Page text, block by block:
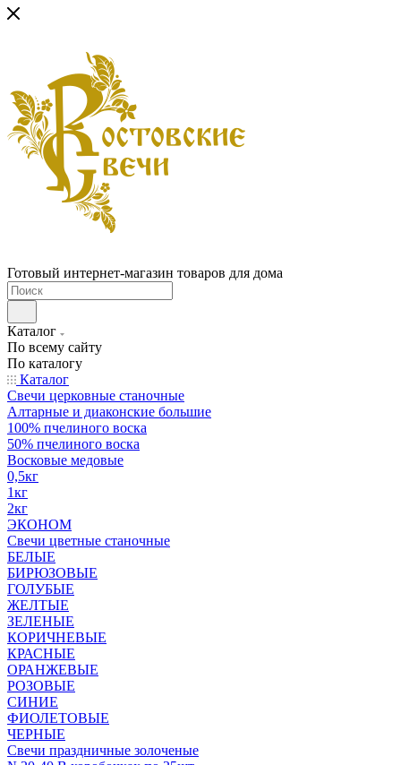
Готовый интернет-магазин товаров для дома
Каталог
По всему сайту
По каталогу
Каталог
Свечи церковные станочные
Алтарные и диаконские большие
100% пчелиного воска
50% пчелиного воска
Восковые медовые
0,5кг
1кг
2кг
ЭКОНОМ
Свечи цветные станочные
БЕЛЫЕ
БИРЮЗОВЫЕ
ГОЛУБЫЕ
ЖЕЛТЫЕ
ЗЕЛЕНЫЕ
КОРИЧНЕВЫЕ
КРАСНЫЕ
ОРАНЖЕВЫЕ
РОЗОВЫЕ
СИНИЕ
ФИОЛЕТОВЫЕ
ЧЕРНЫЕ
Свечи праздничные золоченые